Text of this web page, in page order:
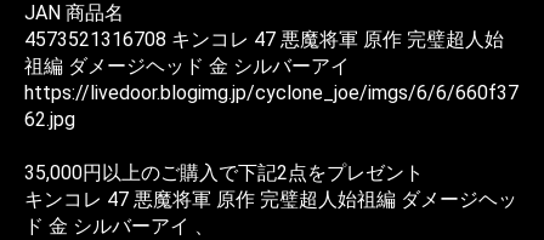
JAN 商品名
4573521316708 キンコレ 47 悪魔将軍 原作 完璧超人始
祖編 ダメージヘッド 金 シルバーアイ
https://livedoor.blogimg.jp/cyclone_joe/imgs/6/6/660f37
62.jpg
35,000円以上のご購入で下記2点をプレゼント
キンコレ 47 悪魔将軍 原作 完璧超人始祖編 ダメージヘッ
ド 金 シルバーアイ 、